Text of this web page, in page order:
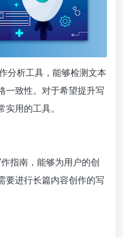
分析工具，能够检测文本
一致性。对于希望提升写
用的工具。
指南，能够为用户的创
要进行长篇内容创作的写